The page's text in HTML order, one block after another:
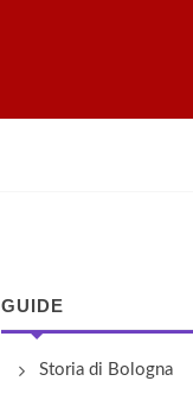
GUIDE
Storia di Bologna